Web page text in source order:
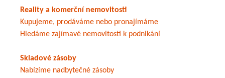
Reality a komerční nemovitosti
Kupujeme, prodáváme nebo pronajímáme
Hledáme zajímavé nemovitosti k podnikání
Skladové zásoby
Nabízíme nadbytečné zásoby